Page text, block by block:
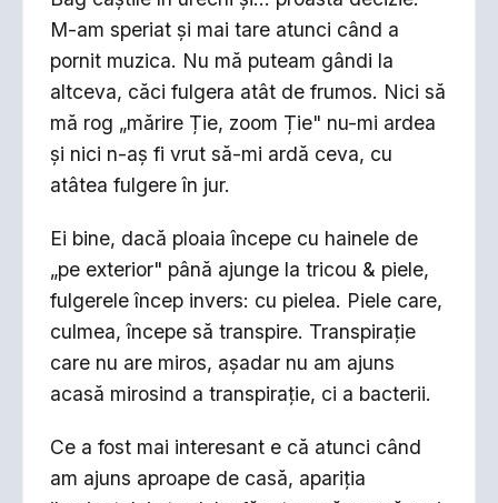
M-am speriat și mai tare atunci când a
pornit muzica. Nu mă puteam gândi la
altceva, căci fulgera atât de frumos. Nici să
mă rog „mărire Ție, zoom Ție" nu-mi ardea
și nici n-aș fi vrut să-mi ardă ceva, cu
atâtea fulgere în jur.
Ei bine, dacă ploaia începe cu hainele de
„pe exterior" până ajunge la tricou & piele,
fulgerele încep invers: cu pielea. Piele care,
culmea, începe să transpire. Transpirație
care nu are miros, așadar nu am ajuns
acasă mirosind a transpirație, ci a bacterii.
Ce a fost mai interesant e că atunci când
am ajuns aproape de casă, apariția